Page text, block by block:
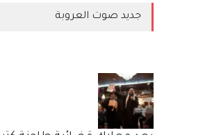
جديد صوت العروبة